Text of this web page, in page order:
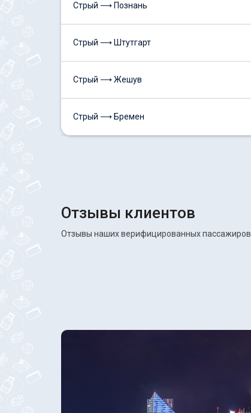
Стрый ⟶ Познань
Стрый ⟶ Штутгарт
Стрый ⟶ Жешув
Стрый ⟶ Бремен
Отзывы клиентов
Отзывы наших верифицированных пассажиров